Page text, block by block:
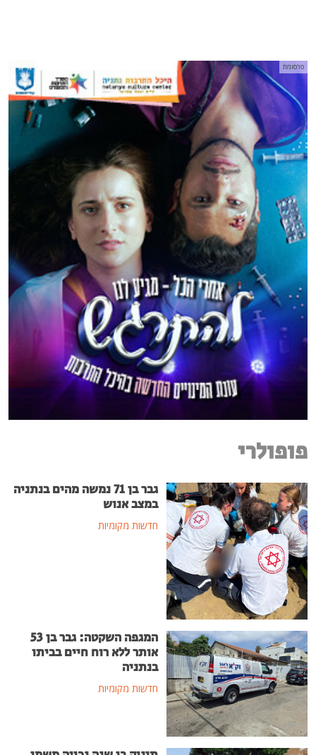
פרסומת
פופולרי
גבר בן 71 נמשה מהים בנתניה
במצב אנוש
חדשות מקומיות
המגפה השקטה: גבר בן 53
אותר ללא רוח חיים בביתו
בנתניה
חדשות מקומיות